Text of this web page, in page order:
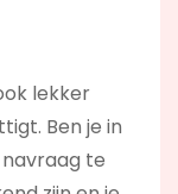
lekker
Ben je in
te